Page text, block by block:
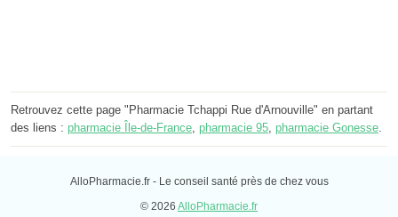
Retrouvez cette page "Pharmacie Tchappi Rue d'Arnouville" en partant
des liens : pharmacie Île-de-France, pharmacie 95, pharmacie Gonesse.
AlloPharmacie.fr - Le conseil santé près de chez vous
© 2026 AlloPharmacie.fr